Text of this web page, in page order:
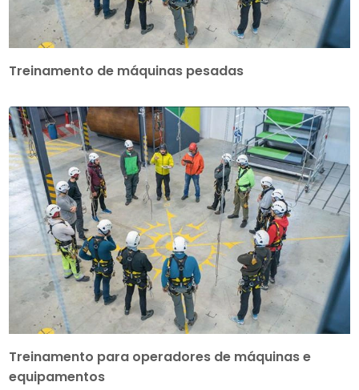
Treinamento de máquinas pesadas
Treinamento para operadores de máquinas e
equipamentos